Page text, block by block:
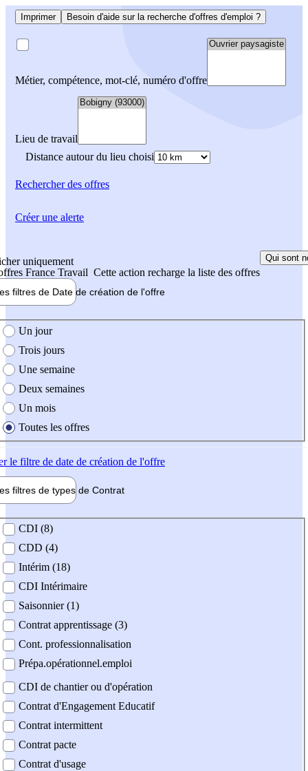
Imprimer Besoin d'aide sur la recherche d'offres d'emploi ?
Métier, compétence, mot-clé, numéro d'offre
Lieu de travail
Distance autour du lieu choisi
Rechercherdes offres
uniquement
France Travail Cette action recharge la liste des offres
Qui sont
filtres de Date de création de l'offre
création de l'offre
Un jour
Trois jours
Une semaine
Deux semaines
Un mois
Toutes les offres
le filtre de date de création de l'offre
filtres de types de Contrat
contrat
CDI (8)
CDD (4)
Intérim (18)
CDI Intérimaire
Saisonnier (1)
Contrat apprentissage (3)
Cont. professionnalisation
Prépa.opérationnel.emploi
CDI de chantier ou d'opération
Contrat d'Engagement Educatif
Contrat intermittent
Contrat pacte
Contrat d'usage
Créer une alerte